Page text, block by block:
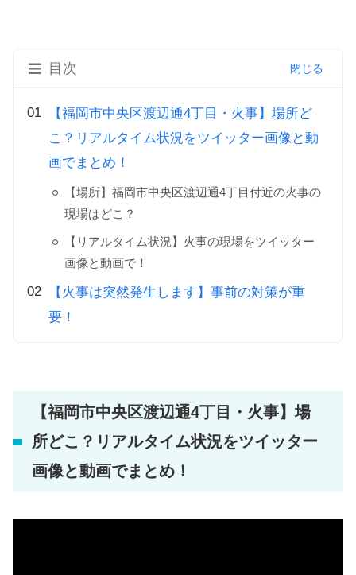
目次
【福岡市中央区渡辺通4丁目・火事】場所ど
こ？リアルタイム状況をツイッター画像と動
画でまとめ！
【場所】福岡市中央区渡辺通4丁目付近の火事の
現場はどこ？
【リアルタイム状況】火事の現場をツイッター
画像と動画で！
【火事は突然発生します】事前の対策が重
要！
【福岡市中央区渡辺通4丁目・火事】場
所どこ？リアルタイム状況をツイッター
画像と動画でまとめ！